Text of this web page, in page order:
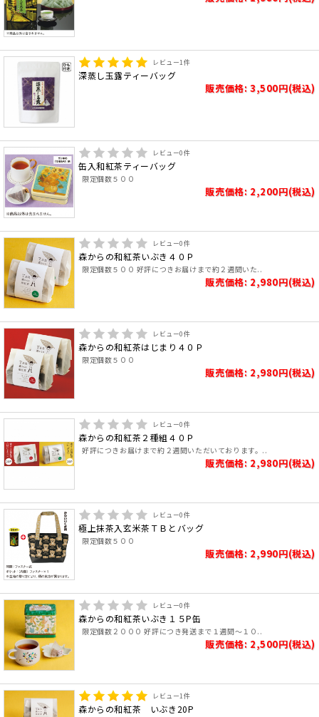
レビュー1件
深蒸し玉露ティーバッグ
販売価格: 3,500円(税込)
レビュー0件
缶入和紅茶ティーバッグ
限定個数５００
販売価格: 2,200円(税込)
レビュー0件
森からの和紅茶いぶき４０Ｐ
限定個数５００ 好評につきお届けまで約２週間いた..
販売価格: 2,980円(税込)
レビュー0件
森からの和紅茶はじまり４０Ｐ
限定個数５００
販売価格: 2,980円(税込)
レビュー0件
森からの和紅茶２種組４０Ｐ
好評につきお届けまで約２週間いただいております。..
販売価格: 2,980円(税込)
レビュー0件
極上抹茶入玄米茶ＴＢとバッグ
限定個数５００
販売価格: 2,990円(税込)
レビュー0件
森からの和紅茶いぶき１５P缶
限定個数２０００ 好評につき発送まで１週間～１０..
販売価格: 2,500円(税込)
レビュー1件
森からの和紅茶 いぶき20P